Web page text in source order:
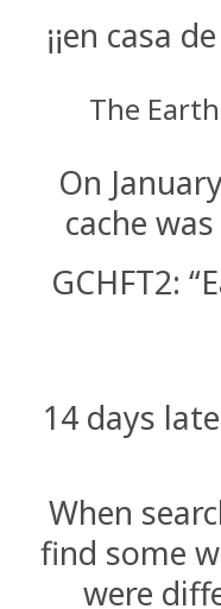
¡¡en casa
The
On
cache
GCHFT2:
14 days
When
find some
were